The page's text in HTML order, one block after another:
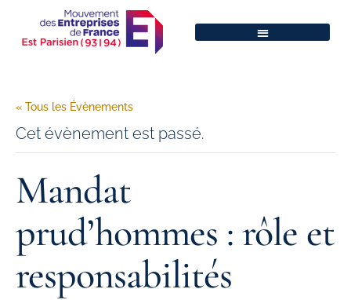
« Tous les Évènements
Cet évènement est passé.
Mandat
prud’hommes : rôle et
responsabilités